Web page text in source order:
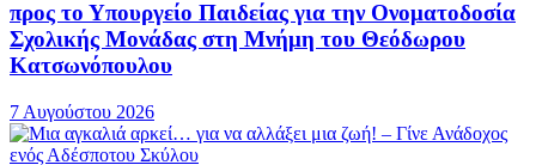
προς το Υπουργείο Παιδείας για την Ονοματοδοσία
Σχολικής Μονάδας στη Μνήμη του Θεόδωρου
Κατσωνόπουλου
7 Αυγούστου 2026